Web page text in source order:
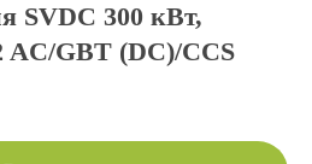
SVDC 300 кВт,
AC/GBT (DC)/CCS